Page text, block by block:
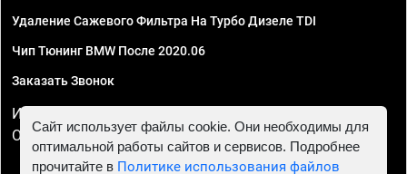
Удаление Сажевого Фильтра На Турбо Дизеле TDI
Чип Тюнинг BMW После 2020.06
Заказать Звонок
ИП Смирнов Георгий Павлович. ИНН 781302555843,
ОГРНИП 324470400032610
Сайт использует файлы cookie. Они необходимы для
оптимальной работы сайтов и сервисов. Подробнее
прочитайте в Политике использования файлов